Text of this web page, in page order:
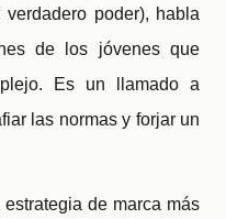
poder), habla
de los jóvenes que
Es un llamado a
las normas y forjar un
de marca más